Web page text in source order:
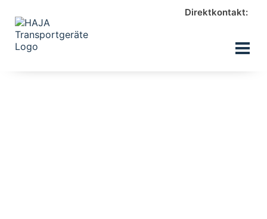
Direktkontakt: